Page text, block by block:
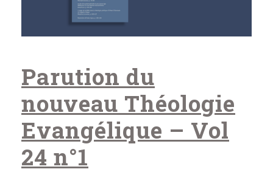
Parution du
nouveau Théologie
Evangélique – Vol
24 n°1